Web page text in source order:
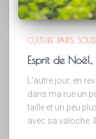
CULTURE PARIS
Esprit de
L’autre jour, en
dans ma rue un
taille et un peu
avec sa valoche. Il